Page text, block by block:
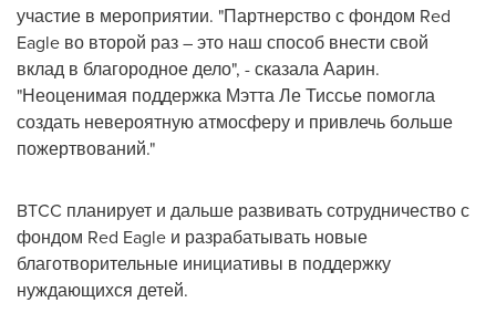
участие в мероприятии. "Партнерство с фондом Red
Eagle во второй раз – это наш способ внести свой
вклад в благородное дело", - сказала Аарин.
"Неоценимая поддержка Мэтта Ле Тиссье помогла
создать невероятную атмосферу и привлечь больше
пожертвований."
BTCC планирует и дальше развивать сотрудничество с
фондом Red Eagle и разрабатывать новые
благотворительные инициативы в поддержку
нуждающихся детей.